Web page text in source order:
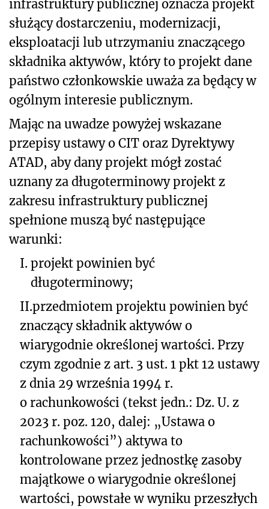
infrastruktury publicznej oznacza projekt
służący dostarczeniu, modernizacji,
eksploatacji lub utrzymaniu znaczącego
składnika aktywów, który to projekt dane
państwo członkowskie uważa za będący w
ogólnym interesie publicznym.
Mając na uwadze powyżej wskazane
przepisy ustawy o CIT oraz Dyrektywy
ATAD, aby dany projekt mógł zostać
uznany za długoterminowy projekt z
zakresu infrastruktury publicznej
spełnione muszą być następujące
warunki:
I. projekt powinien być
długoterminowy;
II.przedmiotem projektu powinien być
znaczący składnik aktywów o
wiarygodnie określonej wartości. Przy
czym zgodnie z art. 3 ust. 1 pkt 12 ustawy
z dnia 29 września 1994 r.
o rachunkowości (tekst jedn.: Dz. U. z
2023 r. poz. 120, dalej: „Ustawa o
rachunkowości”) aktywa to
kontrolowane przez jednostkę zasoby
majątkowe o wiarygodnie określonej
wartości, powstałe w wyniku przeszłych